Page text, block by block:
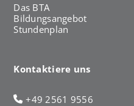
Das BTA
Bildungsangebot
Stundenplan
Kontaktiere uns
+49 2561 9556